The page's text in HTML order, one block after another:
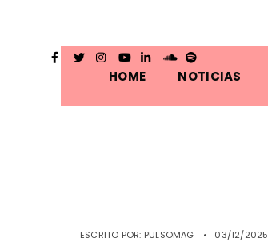
HOME NOTICIAS
ESCRITO POR: PULSOMAG • 03/12/2025